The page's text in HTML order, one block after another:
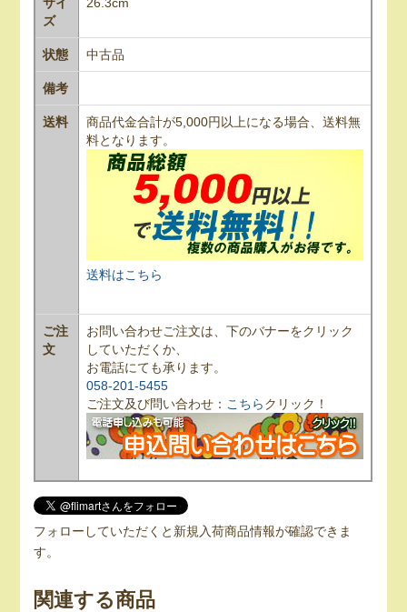
サイ
ズ
26.3cm
状態 中古品
備考
送料
商品代金合計が5,000円以上になる場合、送料無
料となります。
送料はこちら
ご注
文
お問い合わせご注文は、下のバナーをクリック
していただくか、
お電話にても承ります。
058-201-5455
ご注文及び問い合わせ： こちらクリック！
フォローしていただくと新規入荷商品情報が確認できま
す。
関連する商品